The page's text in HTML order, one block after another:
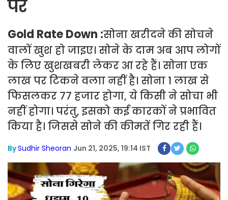
पर
Gold Rate Down :सोना खरीदने की सोचने
वालों खुश हो जाइए। सोने के दाम अब आप लोगों
के लिए खुशखबरी लेकर आ रहे हैं। सोना एक
लाख पर टिकने वलाा नहीं है। सोना 1 लाख से
फिसलकर 77 हजार होगा, ये किसी ने सोचा भी
नहीं होगा। परंतु, इसको कई कारकों ने प्रभावित
किया है। जिससे सोने की कीमतें गिर रही हैं।
BySudhir Sheoran Jun 21, 2025, 19:14 IST